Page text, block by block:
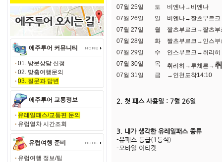
에주투어 커뮤니티
01. 방문상담 신청
02. 맞춤여행문의
03. 질문과 답변
에주투어 교통정보
유레일패스/교통편 문의
유럽열차 시간조회
유럽여행 준비
유럽여행 정보/팁
07월 25일 토
비엔나→비엔나
07월 26일
일
비엔나→짤츠부르크
07월 27일
월
짤츠부르크→짤츠부
07월 28일
화
짤츠부르크→인스부
07월 29일
수
인스부르크→취리히
07월 30일
목 취리히→루체른→
07월 31일 금 →인천도착14:10
2. 첫 패스 사용일 : 7월 26일
3. 내가 생각한 유레일패스 종류
-유패스 등급(1등석)
-모바일 이티켓